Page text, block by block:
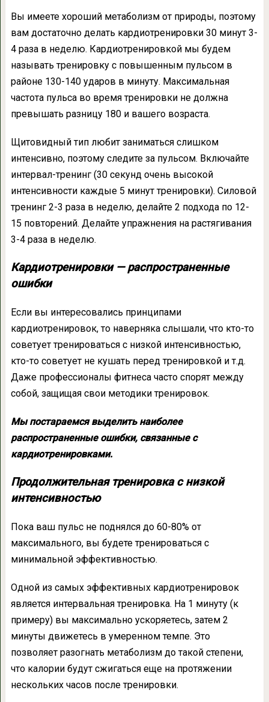
Вы имеете хороший метаболизм от природы, поэтому
вам достаточно делать кардиотренировки 30 минут 3-
4 раза в неделю. Кардиотренировкой мы будем
называть тренировку с повышенным пульсом в
районе 130-140 ударов в минуту. Максимальная
частота пульса во время тренировки не должна
превышать разницу 180 и вашего возраста.
Щитовидный тип любит заниматься слишком
интенсивно, поэтому следите за пульсом. Включайте
интервал-тренинг (30 секунд очень высокой
интенсивности каждые 5 минут тренировки). Силовой
тренинг 2-3 раза в неделю, делайте 2 подхода по 12-
15 повторений. Делайте упражнения на растягивания
3-4 раза в неделю.
Кардиотренировки — распространенные
ошибки
Если вы интересовались принципами
кардиотренировок, то наверняка слышали, что кто-то
советует тренироваться с низкой интенсивностью,
кто-то советует не кушать перед тренировкой и т.д.
Даже профессионалы фитнеса часто спорят между
собой, защищая свои методики тренировок.
Мы постараемся выделить наиболее
распространенные ошибки, связанные с
кардиотренировками.
Продолжительная тренировка с низкой
интенсивностью
Пока ваш пульс не поднялся до 60-80% от
максимального, вы будете тренироваться с
минимальной эффективностью.
Одной из самых эффективных кардиотренировок
является интервальная тренировка. На 1 минуту (к
примеру) вы максимально ускоряетесь, затем 2
минуты движетесь в умеренном темпе. Это
позволяет разогнать метаболизм до такой степени,
что калории будут сжигаться еще на протяжении
нескольких часов после тренировки.